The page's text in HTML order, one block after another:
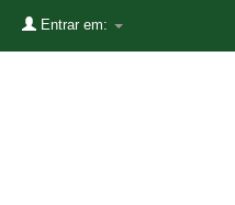
Entrar em: